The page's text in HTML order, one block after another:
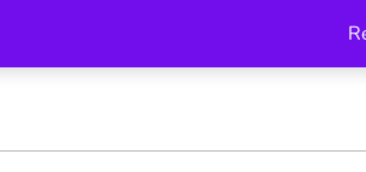
Pood: Ilmatsalu, tn 5, Tartu /